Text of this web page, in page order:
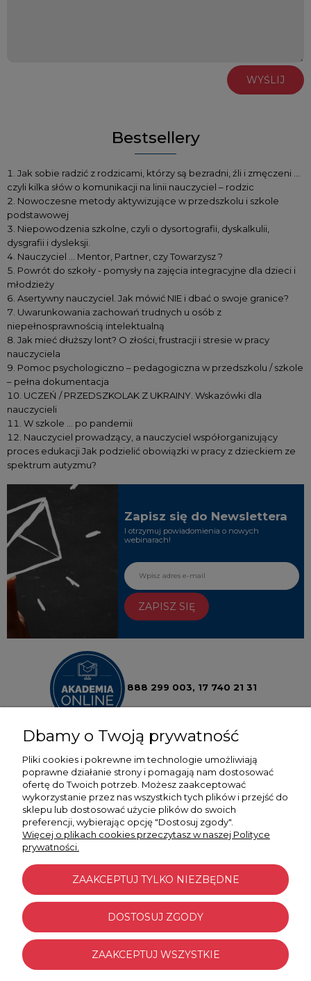
WYŚLIJ
Bestsellery
Jak sobie radzić z rodzicami, którzy są bezradni, źli i zmęczeni …
czyli kilka słów o komunikacji na linii nauczyciel – rodzic
Nowoczesne metody aktywizujące w przedszkolu i szkole
podstawowej
Niepowodzenia szkolne, czyli o dysortografii, dyskalkulii,
dysgrafii i dysleksji.
Nauczyciel … Mentor, Partner, czy Towarzysz ?
Powrót do szkoły - pomysły na zajęcia integracyjne dla dzieci i
młodzieży
Asertywny nauczyciel. Jak mówić NIE i dbać o swoje granice?
Uwarunkowania zachowań trudnych u osób z
niepełnosprawnością intelektualną
Jak mieć dłuższy lont? O złości, frustracji i stresie w pracy
nauczyciela
Pomoc psychologiczno – pedagogiczna w przedszkolu / szkole
– pełna dokumentacja
UCZEŃ / PRZEDSZKOLAK Z UKRAINY. Wskazówki dla
nauczycieli
W szkole … po pandemii
Nauczyciel prowadzący, a nauczyciel współorganizujący
proces edukacji Jak podzielić obowiązki w pracy z dzieckiem ze
spektrum autyzmu?
Zapisz się do Newslettera
I otrzymuj powiadomienia o nowych
webinarach!
ZAPISZ SIĘ
888 299 003, 17 740 21 31
POMOC
MOJE KONTO
PŁATNOŚCI I DOSTAWA
INFORMACJE
O NAS
Dbamy o Twoją prywatność
Pliki cookies i pokrewne im technologie umożliwiają
poprawne działanie strony i pomagają nam dostosować
ofertę do Twoich potrzeb. Możesz zaakceptować
wykorzystanie przez nas wszystkich tych plików i przejść do
sklepu lub dostosować użycie plików do swoich
preferencji, wybierając opcję "Dostosuj zgody".
Więcej o plikach cookies przeczytasz w naszej Polityce
prywatności.
ZAAKCEPTUJ TYLKO NIEZBĘDNE
DOSTOSUJ ZGODY
ZAAKCEPTUJ WSZYSTKIE